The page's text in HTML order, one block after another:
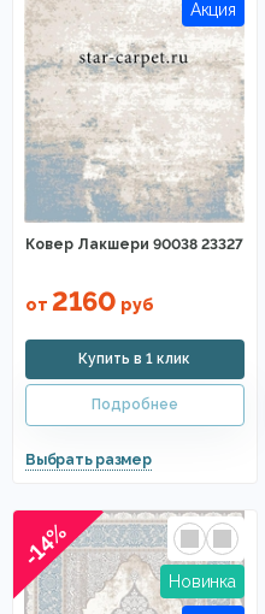
Ковер Лакшери 90038 23327
от 2160 руб
-14%